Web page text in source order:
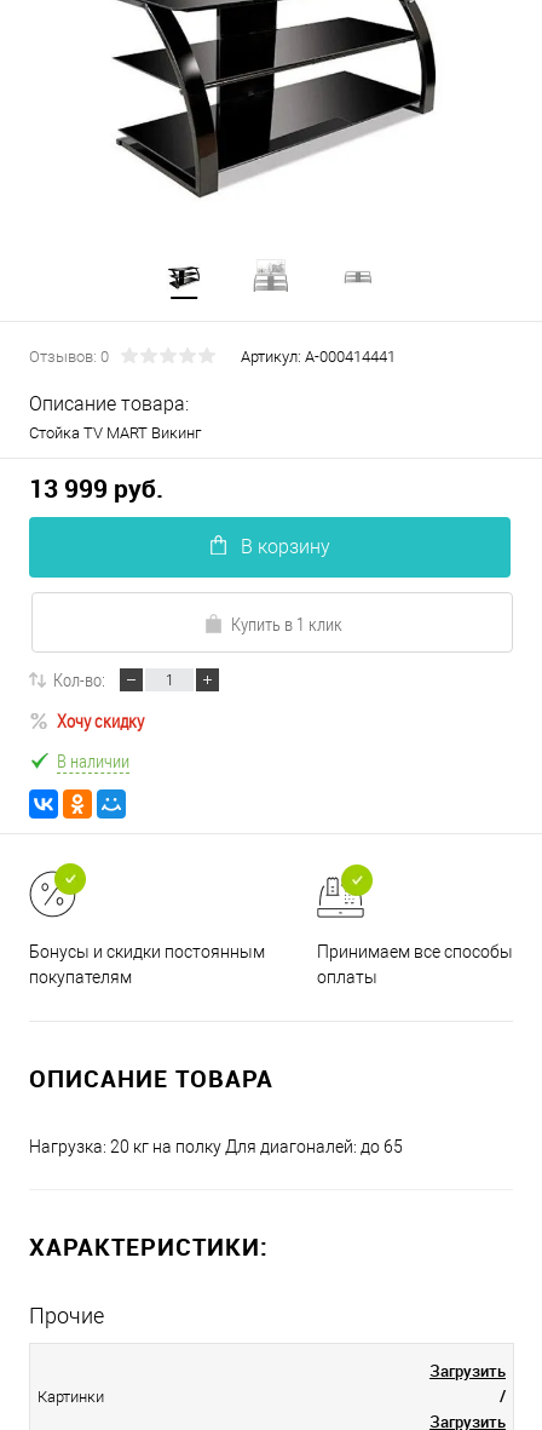
Отзывов: 0 Артикул: А-000414441
Описание товара:
Стойка TV MART Викинг
13 999 руб.
В корзину
Купить в 1 клик
Кол-во:
Хочу скидку
В наличии
Бонусы и скидки постоянным
покупателям
Принимаем все способы
оплаты
ОПИСАНИЕ ТОВАРА
Нагрузка: 20 кг на полку Для диагоналей: до 65
ХАРАКТЕРИСТИКИ:
Прочие
Картинки
Загрузить
/
Загрузить